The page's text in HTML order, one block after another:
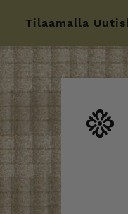
Tilaamalla
to